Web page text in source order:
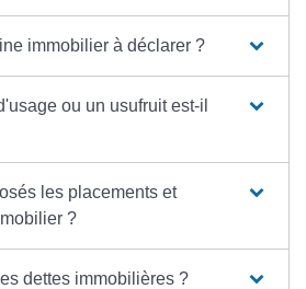
immobilier à déclarer ?
ou un usufruit est-il
les placements et
?
dettes immobilières ?